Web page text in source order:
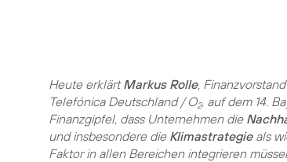
Heute erklärtMarkus Rolle,
Telefónica Deutschland / O2, auf dem 14.
Finanzgipfel, dass Unternehmen die
und insbesondere die Klimastrategieals
Faktor in allen Bereichen integrieren